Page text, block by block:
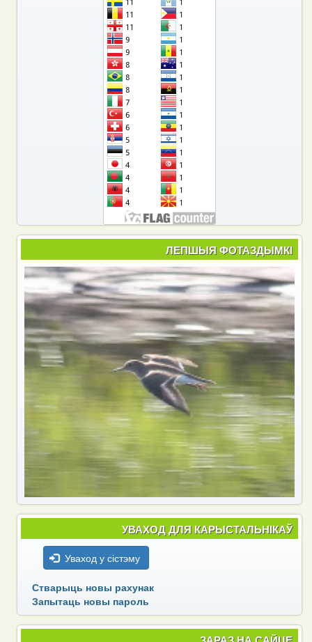
ЛЕПШЫЯ ФОТАЗДЫМКІ
УВАХОД ДЛЯ КАРЫСТАЛЬНІКАЎ
Уваход у сістэму
Стварыць новы рахунак
Запытаць новы пароль